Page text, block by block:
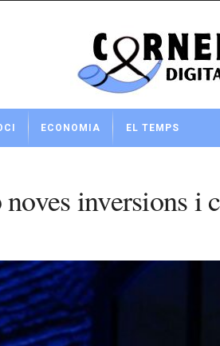
ECONOMIA EL TEMPS
inversions